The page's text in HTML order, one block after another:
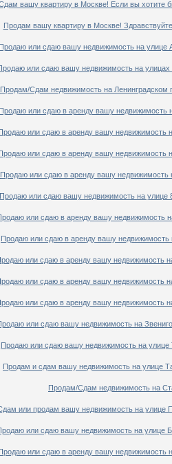
вашу квартиру в Москве! Если вы хотите
Продам вашу квартиру в Москве!
Продаю или сдаю вашу недвижимость на улице
или сдаю вашу недвижимость на
Продам/Сдам недвижимость на Ленинградском
Продаю или сдаю в аренду вашу недвижимость
Продаю или сдаю в аренду вашу недвижимость
Продаю или сдаю в аренду вашу недвижимость
Продаю или сдаю в аренду вашу недвижимость
Продаю или сдаю вашу недвижимость на улице
или сдаю в аренду вашу недвижимость
Продаю или сдаю в аренду вашу недвижимость
или сдаю в аренду вашу недвижимость
или сдаю в аренду вашу недвижимость
или сдаю в аренду вашу недвижимость
или сдаю вашу недвижимость на
Продаю или сдаю вашу недвижимость на улице
Продам и сдам вашу недвижимость на улице
Продам/Сдам недвижимость на
или продам вашу недвижимость на улице
или сдаю вашу недвижимость на улице
Продаю или сдаю в аренду вашу недвижимость